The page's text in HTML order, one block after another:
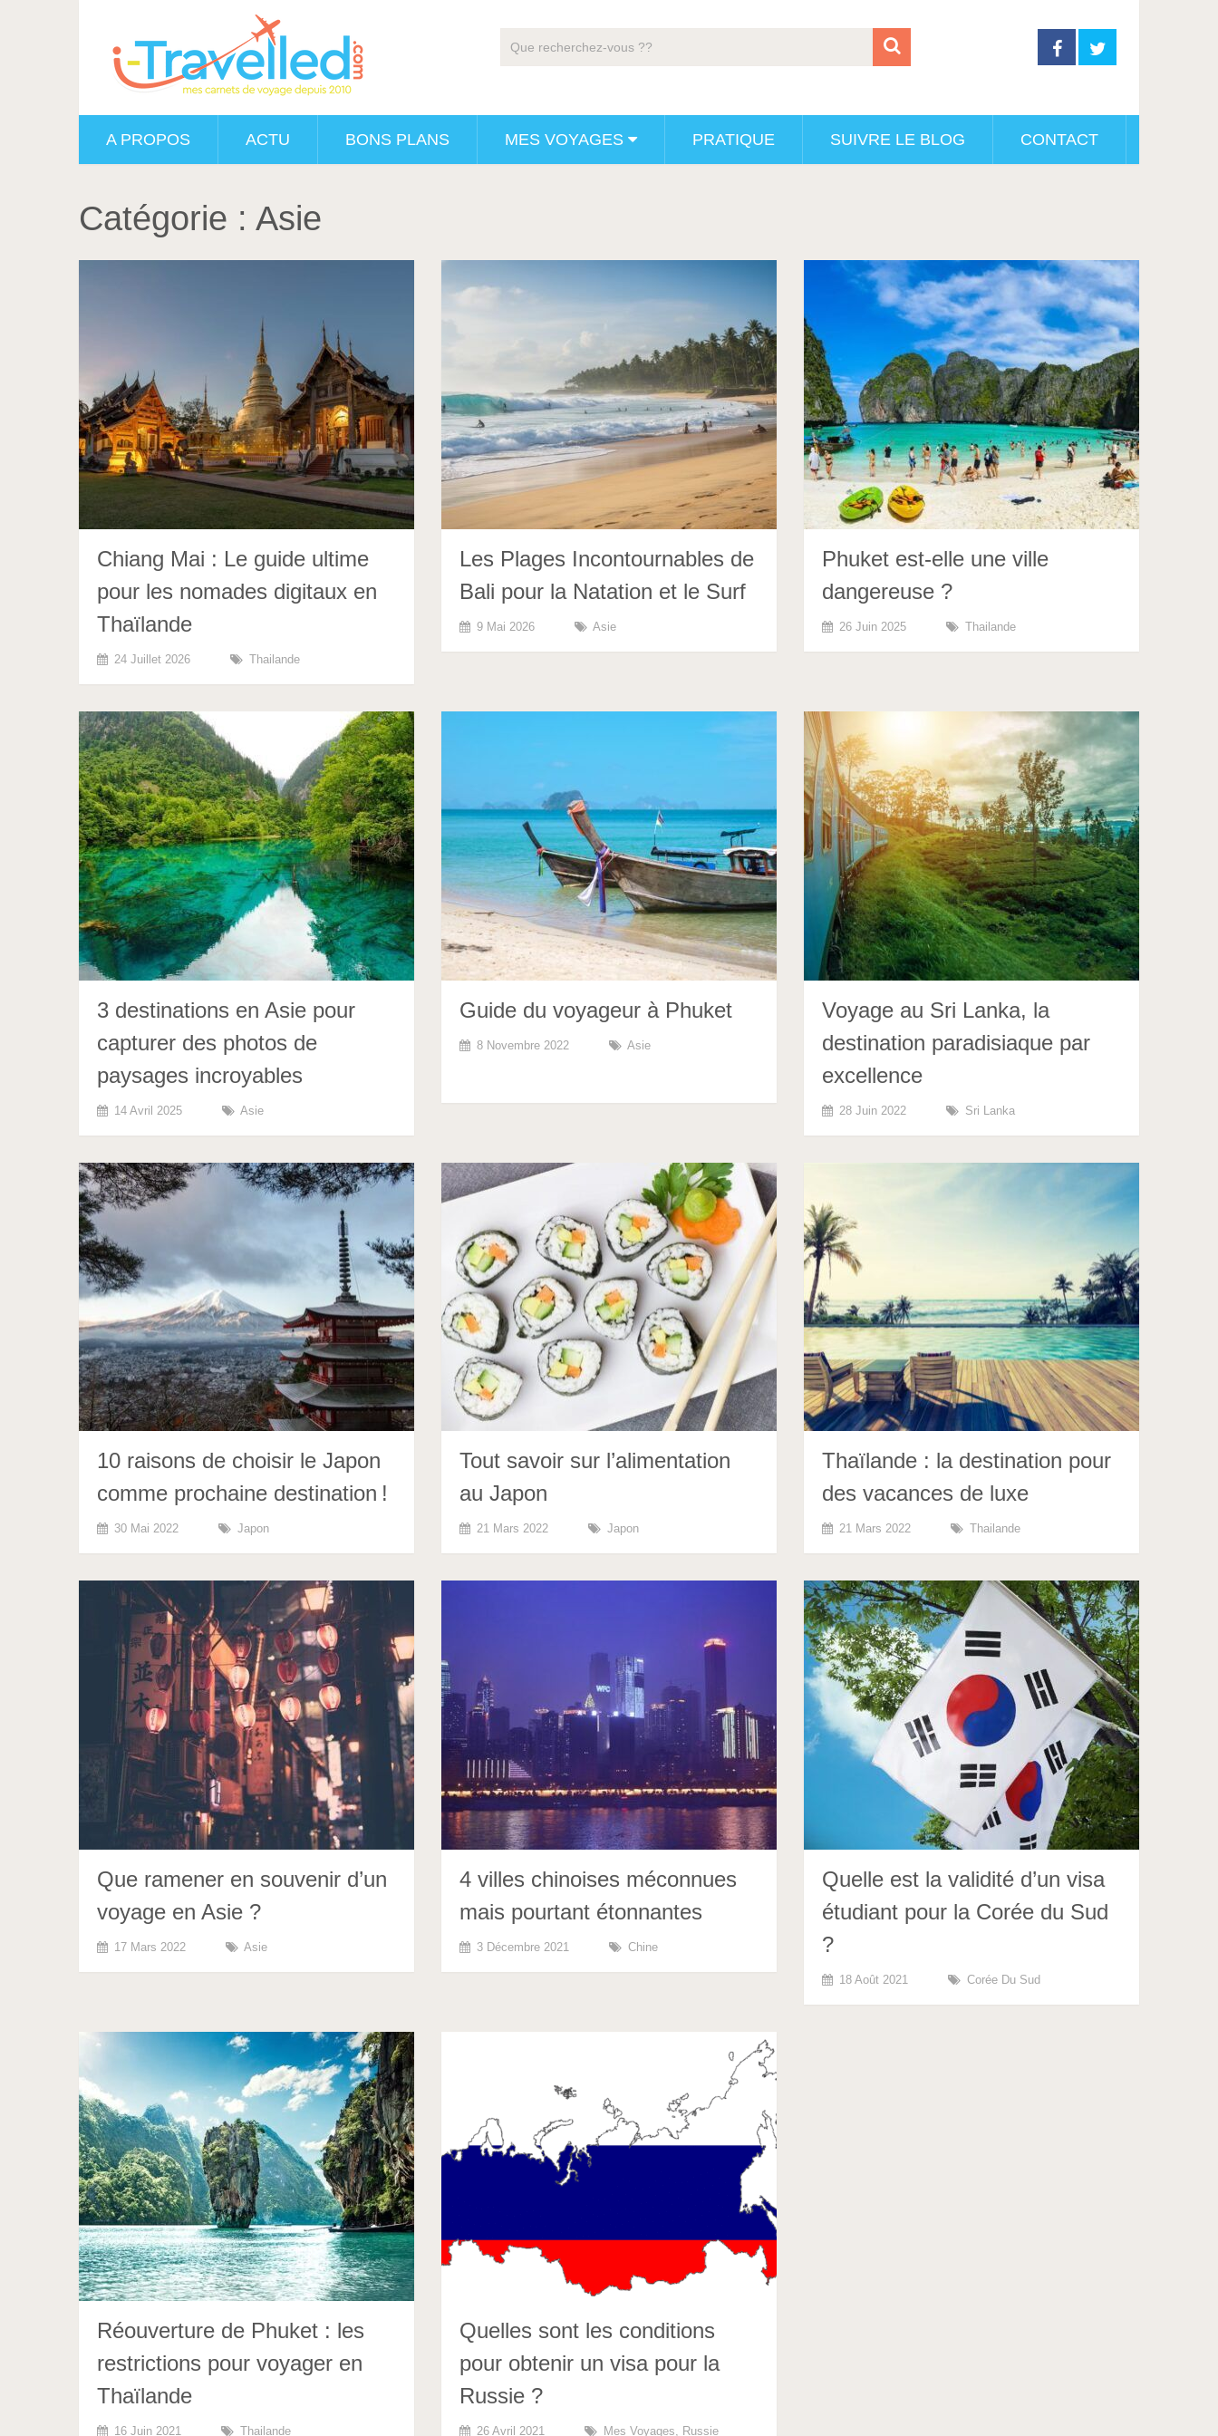
A PROPOS ACTU BONS PLANS MES VOYAGES PRATIQUE SUIVRE LE BLOG CONTACT
Catégorie : Asie
Chiang Mai : Le guide ultime
pour les nomades digitaux en
Thaïlande
24 Juillet 2026 Thailande
Les Plages Incontournables de
Bali pour la Natation et le Surf
9 Mai 2026 Asie
Phuket est-elle une ville
dangereuse ?
26 Juin 2025 Thailande
3 destinations en Asie pour
capturer des photos de
paysages incroyables
14 Avril 2025 Asie
Guide du voyageur à Phuket
8 Novembre 2022 Asie
Voyage au Sri Lanka, la
destination paradisiaque par
excellence
28 Juin 2022 Sri Lanka
10 raisons de choisir le Japon
comme prochaine destination !
30 Mai 2022 Japon
Tout savoir sur l’alimentation
au Japon
21 Mars 2022 Japon
Thaïlande : la destination pour
des vacances de luxe
21 Mars 2022 Thailande
Que ramener en souvenir d’un
voyage en Asie ?
17 Mars 2022 Asie
4 villes chinoises méconnues
mais pourtant étonnantes
3 Décembre 2021 Chine
Quelle est la validité d’un visa
étudiant pour la Corée du Sud
?
18 Août 2021 Corée Du Sud
Réouverture de Phuket : les
restrictions pour voyager en
Thaïlande
16 Juin 2021 Thailande
Quelles sont les conditions
pour obtenir un visa pour la
Russie ?
26 Avril 2021 Mes Voyages Russie